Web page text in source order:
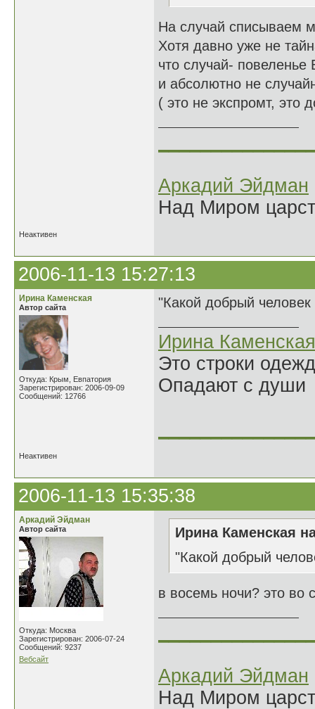
На случай списываем
Хотя давно уже не
что случай- повеленье
и абсолютно не
( это не экспромт, это
Аркадий Эйдман
Над Миром
Неактивен
2006-11-13 15:27:13
Ирина Каменская
Автор сайта
Откуда: Крым, Евпатория
Зарегистрирован: 2006-09-09
Сообщений: 12766
"Какой добрый
Ирина Каменская
Это строки
Опадают с души
Неактивен
2006-11-13 15:35:38
Аркадий Эйдман
Автор сайта
Откуда: Москва
Зарегистрирован: 2006-07-24
Сообщений: 9237
Вебсайт
Ирина Каменская
"Какой добрый
в восемь ночи? это во
Аркадий Эйдман
Над Миром